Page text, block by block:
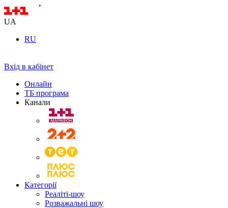
UA
RU
Вхід в кабінет
Онлайн
ТБ програма
Канали
Категорії
Реаліті-шоу
Розважальні шоу